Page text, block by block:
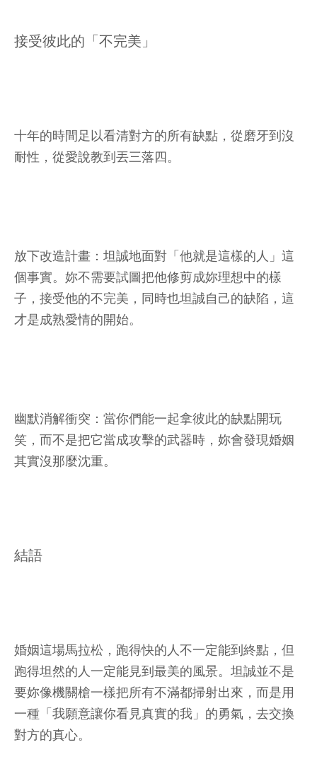
接受彼此的「不完美」
十年的時間足以看清對方的所有缺點，從磨牙到沒
耐性，從愛說教到丟三落四。
放下改造計畫：坦誠地面對「他就是這樣的人」這
個事實。妳不需要試圖把他修剪成妳理想中的樣
子，接受他的不完美，同時也坦誠自己的缺陷，這
才是成熟愛情的開始。
幽默消解衝突：當你們能一起拿彼此的缺點開玩
笑，而不是把它當成攻擊的武器時，妳會發現婚姻
其實沒那麼沈重。
結語
婚姻這場馬拉松，跑得快的人不一定能到終點，但
跑得坦然的人一定能見到最美的風景。坦誠並不是
要妳像機關槍一樣把所有不滿都掃射出來，而是用
一種「我願意讓你看見真實的我」的勇氣，去交換
對方的真心。